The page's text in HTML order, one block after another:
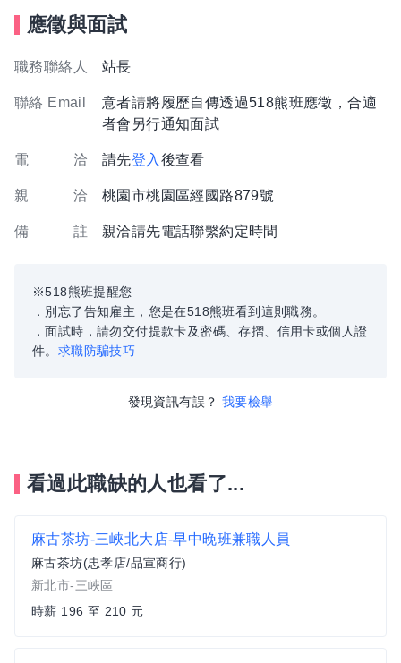
應徵與面試
職務聯絡人 站長
聯絡 Email
意者請將履歷自傳透過518熊班應徵，合適
者會另行通知面試
電 洽 請先登入 後查看
親 洽 桃園市桃園區經國路879號
備 註 親洽請先電話聯繫約定時間
※518熊班提醒您
．別忘了告知雇主，您是在518熊班看到這則職務。
．面試時，請勿交付提款卡及密碼、存摺、信用卡或個人證
件。 求職防騙技巧
發現資訊有誤？ 我要檢舉
看過此職缺的人也看了...
麻古茶坊-三峽北大店-早中晚班兼職人員
麻古茶坊(忠孝店/品宣商行)
新北市-三峽區
時薪 196 至 210 元